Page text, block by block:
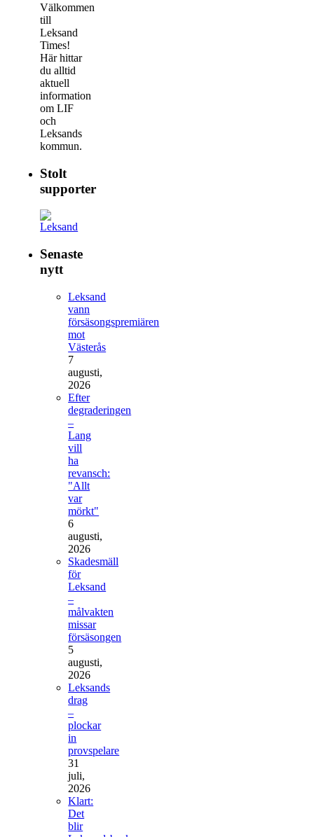
Välkommen
till
Leksand
Times!
Här hittar
du alltid
aktuell
information
om LIF
och
Leksands
kommun.
Stolt
supporter
Senaste
nytt
Leksand
vann
försäsongspremiären
mot
Västerås
7
augusti,
2026
Efter
degraderingen
–
Lang
vill
ha
revansch:
"Allt
var
mörkt"
6
augusti,
2026
Skadesmäll
för
Leksand
–
målvakten
missar
försäsongen
5
augusti,
2026
Leksands
drag
–
plockar
in
provspelare
31
juli,
2026
Klart:
Det
blir